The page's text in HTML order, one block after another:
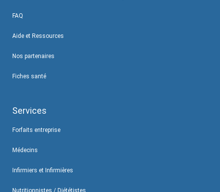
FAQ
Aide et Ressources
Nos partenaires
Fiches santé
Services
Forfaits entreprise
Médecins
Infirmiers et Infirmières